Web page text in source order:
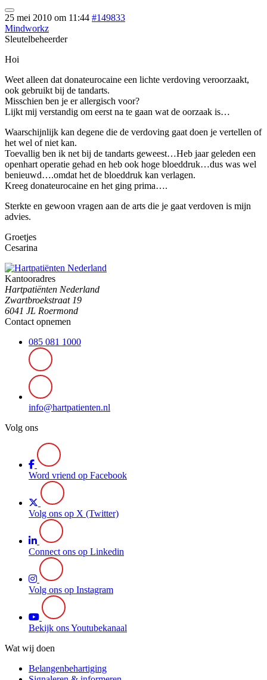
25 mei 2010 om 11:44 #149833
Mindworkz
Sleutelbeheerder
Hoi
Weet alleen dat donateurocaine een lichte verdoving veroorzaakt,
ook gebruikt bij de tandarts.
Misschien ben je er allergisch voor?
Lijkt mij verstandig om eerst na te gaan wat de oorzaak is…
Waarschijnlijk kan degene die de verdoving gaat doen je vertellen of
het wel of niet kan.
Toevallig ben ik net bij de tandarts geweest…Heb jaar geleden een
openhart operatie gehad en heb ook hoge bloeddruk…dus was wel
benieuwd….omdat het de bloeddruk kan verlagen.
Kreeg donateurocaine en het ging prima….
Sterkte en gewoon vragen aan de arts die je gaat verdoven is mijn
advies.
Groetjes
Cesarina
Kantooradres
Hartpatiënten Nederland
Zwartbroekstraat 19
6041 JL Roermond
Contact opnemen
085 081 1000
info@hartpatienten.nl
Volg ons
Word vriend op Facebook
Volg ons op X (Twitter)
Connect ons op Linkedin
Volg ons op Instagram
Bekijk ons Youtubekanaal
Wat wij doen
Belangenbehartiging